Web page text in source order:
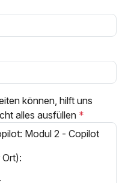
können, hilft uns
alles ausfüllen